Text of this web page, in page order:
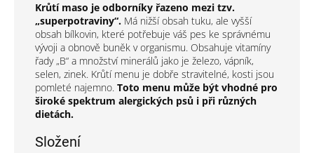
Krůtí maso je odborníky řazeno mezi tzv.
„superpotraviny“. Má nižší obsah tuku, ale vyšší
obsah bílkovin, které potřebuje váš pes ke správnému
vývoji a obnově buněk v organismu. Obsahuje vitamíny
řady „B“ a množství minerálů jako je železo, vápník,
selen, zinek. Krůtí menu je dobře stravitelné, kosti jsou
pomleté najemno. Toto menu může být vhodné pro
široké spektrum alergických psů i při různých
dietách.
Složení